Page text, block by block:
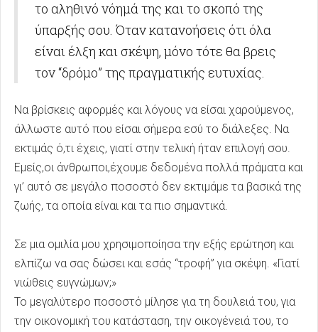
το αληθινό νόημά της και το σκοπό της
ύπαρξής σου. Όταν κατανοήσεις ότι όλα
είναι έλξη και σκέψη, μόνο τότε θα βρεις
τον “δρόμο” της πραγματικής ευτυχίας.
Να βρίσκεις αφορμές και λόγους να είσαι χαρούμενος,
άλλωστε αυτό που είσαι σήμερα εσύ το διάλεξες. Να
εκτιμάς ό,τι έχεις, γιατί στην τελική ήταν επιλογή σου.
Εμείς,οι άνθρωποι,έχουμε δεδομένα πολλά πράματα και
γι’ αυτό σε μεγάλο ποσοστό δεν εκτιμάμε τα βασικά της
ζωής, τα οποία είναι και τα πιο σημαντικά.
Σε μια ομιλία μου χρησιμοποίησα την εξής ερώτηση και
ελπίζω να σας δώσει και εσάς “τροφή” για σκέψη. «Γιατί
νιώθεις ευγνώμων;»
Το μεγαλύτερο ποσοστό μίλησε για τη δουλειά του, για
την οικονομική του κατάσταση, την οικογένειά του, το